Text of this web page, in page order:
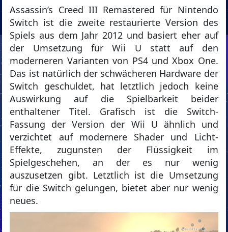
Assassin’s Creed III Remastered für Nintendo
Switch ist die zweite restaurierte Version des
Spiels aus dem Jahr 2012 und basiert eher auf
der Umsetzung für Wii U statt auf den
moderneren Varianten von PS4 und Xbox One.
Das ist natürlich der schwächeren Hardware der
Switch geschuldet, hat letztlich jedoch keine
Auswirkung auf die Spielbarkeit beider
enthaltener Titel. Grafisch ist die Switch-
Fassung der Version der Wii U ähnlich und
verzichtet auf modernere Shader und Licht-
Effekte, zugunsten der Flüssigkeit im
Spielgeschehen, an der es nur wenig
auszusetzen gibt. Letztlich ist die Umsetzung
für die Switch gelungen, bietet aber nur wenig
neues.